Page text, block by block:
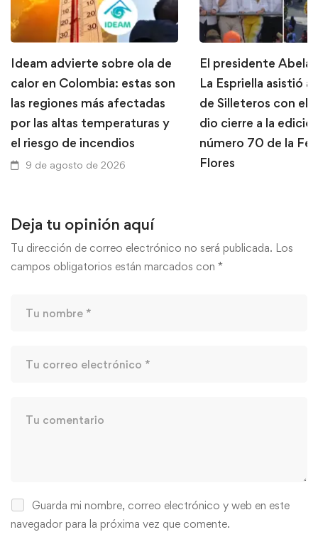
Ideam advierte sobre ola de
calor en Colombia: estas son
las regiones más afectadas
por las altas temperaturas y
el riesgo de incendios
9 de agosto de 2026
El presidente
La Espriella asistió
de Silleteros con el
dio cierre a la
número 70 de la
Flores
Deja tu opinión aquí
Tu dirección de correo electrónico no será publicada. Los
campos obligatorios están marcados con *
Guarda mi nombre, correo electrónico y web en este
navegador para la próxima vez que comente.